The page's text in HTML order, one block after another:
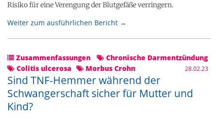
Risiko für eine Verengung der Blutgefäße verringern.
Weiter zum ausführlichen Bericht →
Zusammenfassungen
Chronische Darmentzündung
Colitis ulcerosa
Morbus Crohn 28.02.23
Sind TNF-Hemmer während der
Schwangerschaft sicher für Mutter und
Kind?